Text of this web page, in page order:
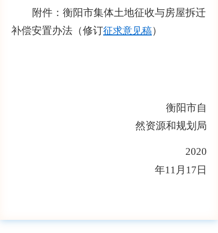
附件：衡阳市集体土地征收与房屋拆迁
补偿安置办法（修订征求意见稿）
衡阳市自
然资源和规划局
2020
年11月17 日